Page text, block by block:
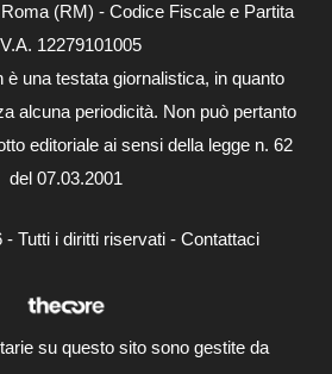
(RM) - Codice Fiscale e Partita
12279101005
è una testata giornalistica, in quanto
alcuna periodicità. Non può pertanto
editoriale ai sensi della legge n. 62
del 07.03.2001
Tutti i diritti riservati - Contattaci
su questo sito sono gestite da